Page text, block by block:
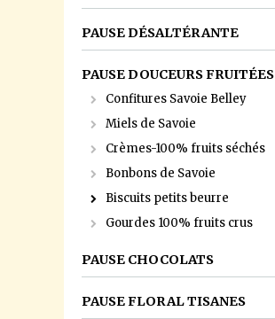
PAUSE DÉSALTÉRANTE
PAUSE DOUCEURS FRUITÉES
Confitures Savoie Belley
Miels de Savoie
Crèmes-100% fruits séchés
Bonbons de Savoie
Biscuits petits beurre
Gourdes 100% fruits crus
PAUSE CHOCOLATS
PAUSE FLORAL TISANES